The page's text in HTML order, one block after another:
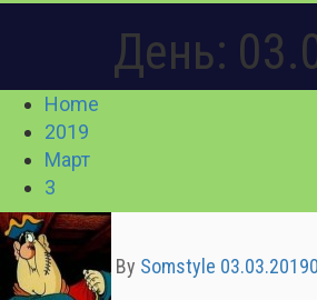
День:
Home
2019
Март
3
By Somstyle 03.03.2019